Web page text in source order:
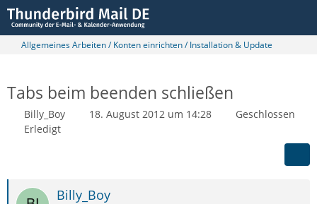
Allgemeines Arbeiten / Konten einrichten / Installation & Update
Tabs beim beenden schließen
Billy_Boy 18. August 2012 um 14:28
Geschlossen
Erledigt
Billy_Boy